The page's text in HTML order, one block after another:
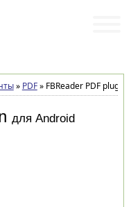
» PDF»FBReader PDF plugin
для Android